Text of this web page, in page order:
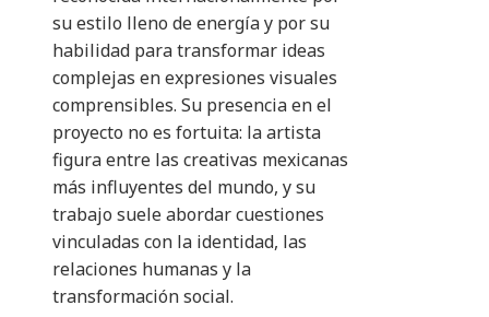
su estilo lleno de energía y por su
habilidad para transformar ideas
complejas en expresiones visuales
comprensibles. Su presencia en el
proyecto no es fortuita: la artista
figura entre las creativas mexicanas
más influyentes del mundo, y su
trabajo suele abordar cuestiones
vinculadas con la identidad, las
relaciones humanas y la
transformación social.